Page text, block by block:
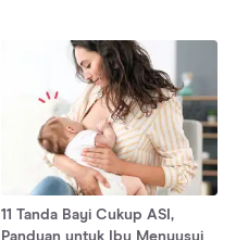
11 Tanda Bayi Cukup ASI,
Panduan untuk Ibu Menyusui